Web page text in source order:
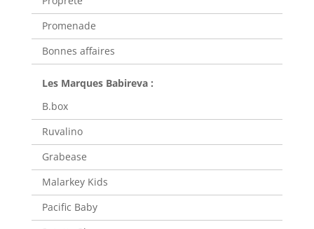
Promenade
Bonnes affaires
B.box
Ruvalino
Grabease
Malarkey Kids
Pacific Baby